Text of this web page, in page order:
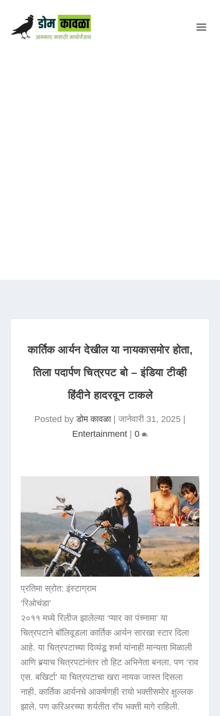
कार्तिक आर्यन देखील या नायकासमोर होता,
तिला पदार्पण चित्रपट बो – इंडिया टीव्ही
हिंदीने हादरवून टाकले
Posted byडोम कावळा|जानेवारी 31, 2025
Entertainment
0
प्रतिमा स्रोत: इंस्टाग्राम
‘रिओचंडा’
२०११ मध्ये रिलीज झालेल्या ‘प्यार का पंच्नामा’ या
चित्रपटाने बॉलिवूडला कार्तिक आर्यन सारखा स्टार दिला
आहे. या चित्रपटाच्या दिव्यंडू शर्मा यांनाही मान्यता मिळाली
आणि बर्‍याच चित्रपटांनंतर तो हिट अभिनेता बनला. पण ‘राव
एस. बखिर्टा’ या चित्रपटाचा खरा नायक जास्त दिसला
नाही. कार्तिक आर्यनचे आकर्षणही रायो भक्तीसमोर क्षुल्लक
झाले. पण करिअरच्या शर्यतीत रॉय भक्ती मागे राहिली.